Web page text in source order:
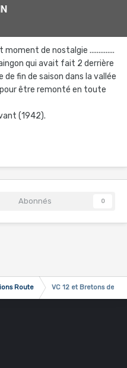
de nostalgie ..............
qui avait fait 2 derrière
fin de saison dans la vallée
être remonté en toute
(1942).
Abonnés 0
Route VC 12 et Bretons de